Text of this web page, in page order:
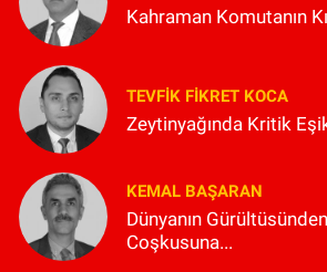
Kahraman Komutanın
TEVFIK FIKRET KOCA
Zeytinyağında Kritik
KEMAL BAŞARAN
Dünyanın
Coşkusuna...